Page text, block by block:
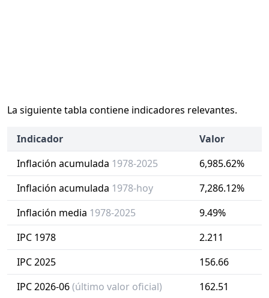
La siguiente tabla contiene indicadores relevantes.
Indicador
Valor
Inflación acumulada 1978-2025
6,985.62%
Inflación acumulada 1978-hoy
7,286.12%
Inflación media 1978-2025
9.49%
IPC 1978
2.211
IPC 2025
156.66
IPC 2026-06(último valor oficial)
162.51